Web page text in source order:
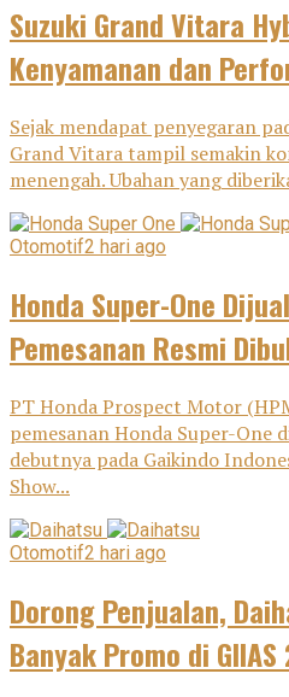
Suzuki Grand Vitara
Kenyamanan dan
Sejak mendapat penyegaran
Grand Vitara tampil semakin
menengah. Ubahan yang
Otomotif2 hari ago
Honda Super-One
Pemesanan Resmi
PT Honda Prospect Motor
pemesanan Honda Super-One
debutnya pada Gaikindo
Show...
Otomotif2 hari ago
Dorong Penjualan,
Banyak Promo di